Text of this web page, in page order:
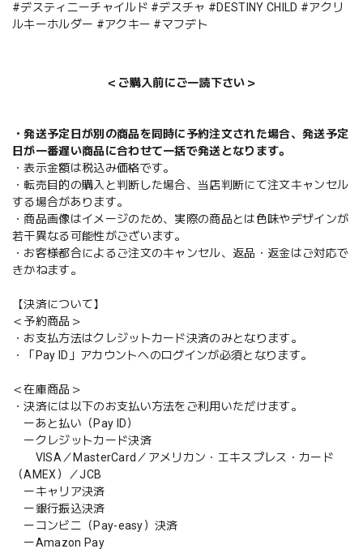
#デスティニーチャイルド #デスチャ #DESTINY CHILD #アクリ
ルキーホルダー #アクキー #マフデト
＜ご購入前にご一読下さい＞
・発送予定日が別の商品を同時に予約注文された場合、発送予定
日が一番遅い商品に合わせて一括で発送となります。
・表示金額は税込み価格です。
・転売目的の購入と判断した場合、当店判断にて注文キャンセル
する場合があります。
・商品画像はイメージのため、実際の商品とは色味やデザインが
若干異なる可能性がございます。
・お客様都合によるご注文のキャンセル、返品・返金はご対応で
きかねます。
【決済について】
＜予約商品＞
・お支払方法はクレジットカード決済のみとなります。
・「Pay ID」アカウントへのログインが必須となります。
＜在庫商品＞
・決済には以下のお支払い方法をご利用いただけます。
ーあと払い（Pay ID）
ークレジットカード決済
VISA／MasterCard／アメリカン・エキスプレス・カード
（AMEX）／JCB
ーキャリア決済
ー銀行振込決済
ーコンビニ（Pay-easy）決済
ーAmazon Pay